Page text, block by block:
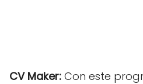
CV Maker: Con este